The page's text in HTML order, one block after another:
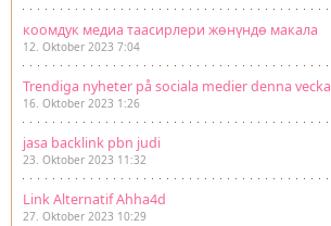
коомдук медиа таасирлери жөнүндө макала
12. Oktober 2023 7:04
Trendiga nyheter på sociala medier denna vecka
16. Oktober 2023 1:26
jasa backlink pbn judi
23. Oktober 2023 11:32
Link Alternatif Ahha4d
27. Oktober 2023 10:29